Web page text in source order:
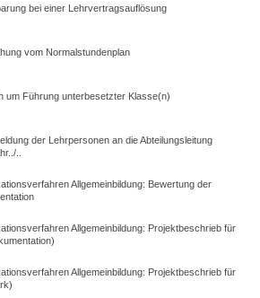
bei einer Lehrvertragsauflösung
vom Normalstundenplan
um Führung unterbesetzter Klasse(n)
der Lehrpersonen an die Abteilungsleitung
..
Allgemeinbildung: Bewertung der
Allgemeinbildung: Projektbeschrieb für
Allgemeinbildung: Projektbeschrieb für